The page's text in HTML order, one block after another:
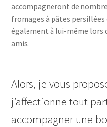
accompagneront de
fromages à pâtes persillées
également à lui-même lors
amis.
Alors, je vous
j’affectionne tout
accompagner une